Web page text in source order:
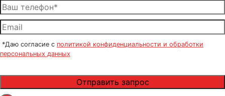
*Даю согласие с политикой конфиденциальности и обработки
персональных данных